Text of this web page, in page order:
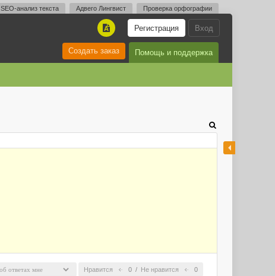
SEO-анализ текста Адвего Лингвист Проверка орфографии
Вход
Регистрация
A
Помощь и поддержка
Создать заказ
Нравится 0 / Не нравится 0